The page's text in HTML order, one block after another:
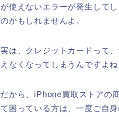
が使えないエラーが発生して
のかもしれませんよ。
実は、クレジットカードって
えなくなってしまうんですよね
だから、iPhone買取ストアの
て困っている方は、一度ご自